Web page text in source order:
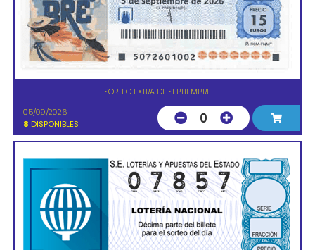
SORTEO EXTRA DE SEPTIEMBRE
05/09/2026
8 DISPONIBLES 0